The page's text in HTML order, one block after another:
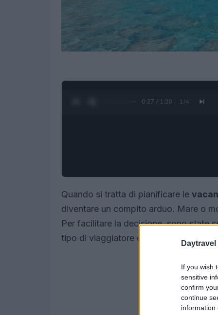
Daytravel
If you wish
sensitive
confirm
continue
information
0:28 / 1:20 1 /4
Quando si tratta di pianificare le
diventare un compito arduo. Mare o
Per facilitare la decisione, sono state
tipo di viaggiatore e a ogni budget.